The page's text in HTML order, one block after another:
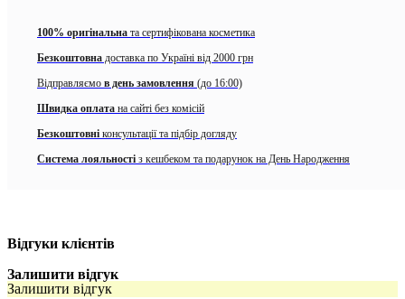
пригнічує патогенну мікрофлору, знімає запалення, стимулює обмінні
процеси і створює захист від несприятливих зовнішніх чинників.
Патчі виконані з гидроколоїдного матеріалу, який
гній і перетворює його в гель, попереджаючи повторне забивання
протизапальну, а також зволожуючий і заспокійливий ефект,
зменшують свербіж і почервоніння.
забруднень, а також інших хвороботворних мікроорганізмів.
Спосіб застосування
коли патч стане повністю білим, видалити його.
100% оригінальна та сертифікована косметика
Безкоштовна доставка по Україні від 2000 грн
Відправляємо в день замовлення (до 16:00)
Швидка оплата на сайті без комісій
Безкоштовні консультації та підбір догляду
Система лояльності з кешбеком та подарунок на День Народження
Відгуки клієнтів
Залишити відгук
Залишити відгук